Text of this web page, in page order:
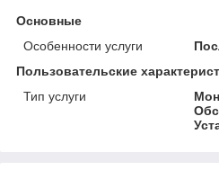
Основные
Особенности услуги
Пользовательские
Тип услуги